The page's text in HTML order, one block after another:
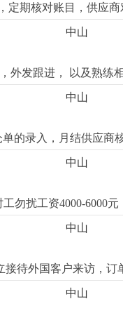
定期核对账目，供应
事工作（考勤等）
悉商业照明成本核
中山
外发跟进， 以及熟练
沟通能力，具有很强
精神，执行力强，工作
中山
的录入，月结供应商
中山
勿扰工资4000-6000
中山
待外国客户来访，订
中山